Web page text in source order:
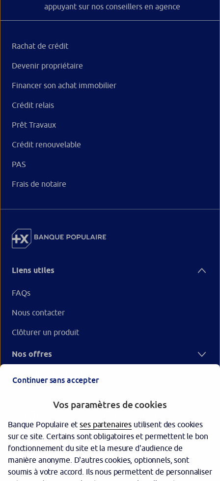
appuyant sur nos conseillers en agence
Rachat de crédit
Devenir propriétaire
Financer son achat immobilier
Crédit relais
Prêt Travaux
Crédit renouvelable
PAS
Frais de notaire
Liens utiles
FAQs
Nous contacter
Clôturer un produit
Nos offres
Garantie des dépôts
Continuer sans accepter
Vos paramètres de cookies
Banque Populaire etses partenaires utilisent des cookies
sur ce site. Certains sont obligatoires et permettent le bon
fonctionnement du site et la mesure d'audience de
manière anonyme. D'autres cookies, optionnels, sont
soumis à votre accord. Ils nous permettent de personnaliser